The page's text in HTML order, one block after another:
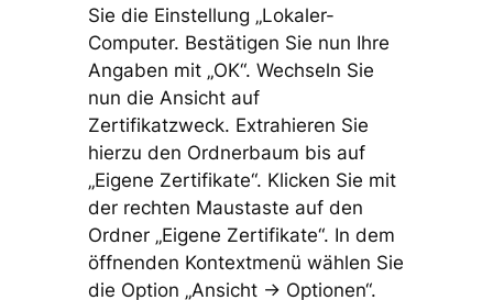
Sie die Einstellung „Lokaler-
Computer. Bestätigen Sie nun Ihre
Angaben mit „OK“. Wechseln Sie
nun die Ansicht auf
Zertifikatzweck. Extrahieren Sie
hierzu den Ordnerbaum bis auf
„Eigene Zertifikate“. Klicken Sie mit
der rechten Maustaste auf den
Ordner „Eigene Zertifikate“. In dem
öffnenden Kontextmenü wählen Sie
die Option „Ansicht -> Optionen“.